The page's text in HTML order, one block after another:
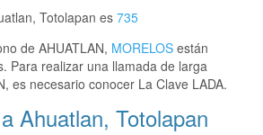
Totolapan es 735
de AHUATLAN, MORELOS están
Para realizar una llamada de larga
es necesario conocer La Clave LADA.
Ahuatlan, Totolapan